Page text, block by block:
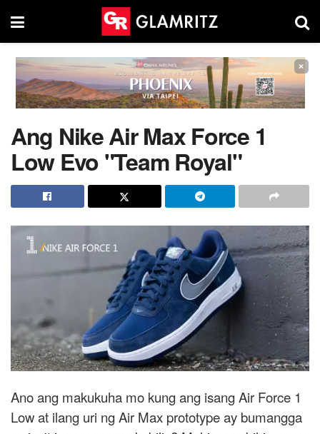
×
Ang Nike Air Max Force 1
Low Evo "Team Royal"
Ano ang makukuha mo kung ang isang Air Force 1
Low at ilang uri ng Air Max prototype ay bumangga